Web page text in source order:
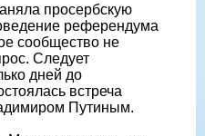
просербскую
референдума
сообщество не
Cледует
дней до
встреча
Путиным.